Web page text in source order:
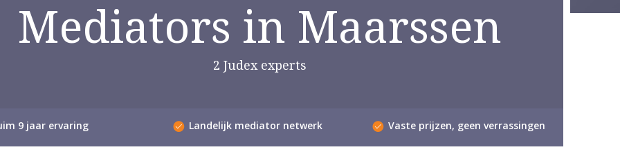
Mediators in Maarssen
2 Judex experts
9 jaar ervaring Landelijk mediator netwerk Vaste prijzen, geen verrassingen